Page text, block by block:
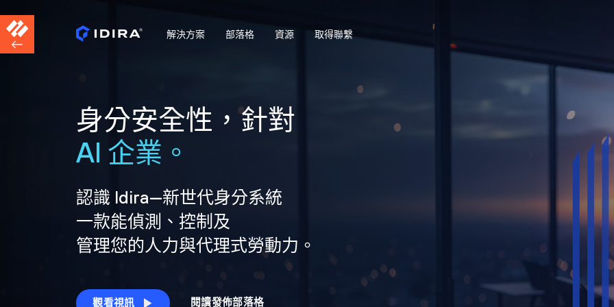
解決方案 部落格 資源 取得聯繫
身分安全性，針對
AI 企業。
認識 Idira—新世代身分系統
一款能偵測、控制及
管理您的人力與代理式勞動力。
觀看視訊 閱讀發佈部落格